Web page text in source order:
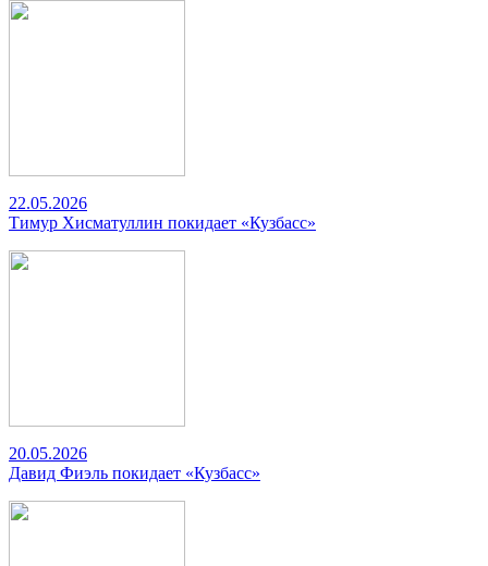
22.05.2026
Тимур Хисматуллин покидает «Кузбасс»
20.05.2026
Давид Фиэль покидает «Кузбасс»